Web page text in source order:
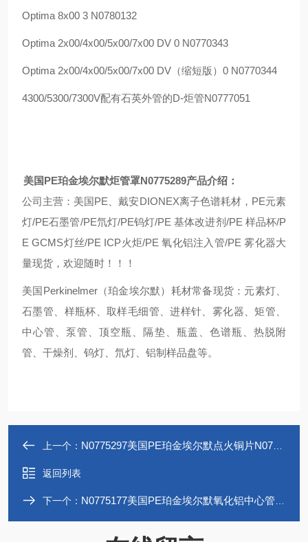
Optima 8x00 3 N0780132
Optima 2x00/4x00/5x00/7x00 DV 0 N0770343
Optima 2x00/4x00/5x00/7x00 DV （缩短版） 0 N0770344
4300/5300/7300V配有石英外管的D-炬管N0777051
美国PE珀金埃尔默炬管罩N0775289产品介绍：
公司主营：美国PE 、戴安DIONEX离子色谱耗材， PE元素
灯/PE石墨管/PE氘灯/PE钨灯/PE基体改进剂/PE 样品杯/P
E GCMS灯丝/PE ICP火炬/PE氧化铝注入管/PE雾化器大
量现货，欢迎随时！！！
美国Perkinelmer（珀金埃尔默）耗材常备现货：元素灯、
石墨管、样瓶杯、取样毛细管、进样针、雾化器、矩管、
中心管、泵管、顶空瓶、隔垫、瓶盖、色谱瓶、热脱附
管、干燥剂、钨灯、氘灯、铝制样品盘等。
上一个： N0775297美国PE珀金埃尔默点火铜片N0775297
返回列表
下一个： N0775177美国PE珀金埃尔默氧化铝中心管N0775177